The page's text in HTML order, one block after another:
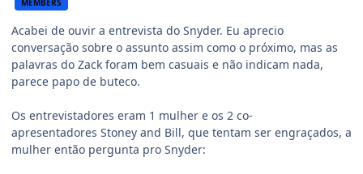
MEMBERS
Acabei de ouvir a entrevista do Snyder. Eu aprecio
conversação sobre o assunto assim como o próximo, mas as
palavras do Zack foram bem casuais e não indicam nada,
parece papo de buteco.
Os entrevistadores eram 1 mulher e os 2 co-
apresentadores Stoney and Bill, que tentam ser engraçados, a
mulher então pergunta pro Snyder: